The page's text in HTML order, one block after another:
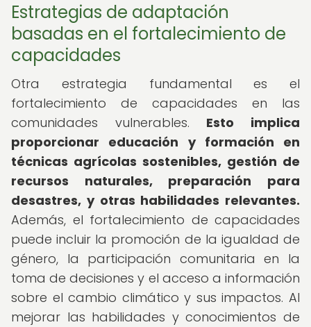
Estrategias de adaptación
basadas en el fortalecimiento de
capacidades
Otra estrategia fundamental es el
fortalecimiento de capacidades en las
comunidades vulnerables. Esto implica
proporcionar educación y formación en
técnicas agrícolas sostenibles, gestión de
recursos naturales, preparación para
desastres, y otras habilidades relevantes.
Además, el fortalecimiento de capacidades
puede incluir la promoción de la igualdad de
género, la participación comunitaria en la
toma de decisiones y el acceso a información
sobre el cambio climático y sus impactos. Al
mejorar las habilidades y conocimientos de